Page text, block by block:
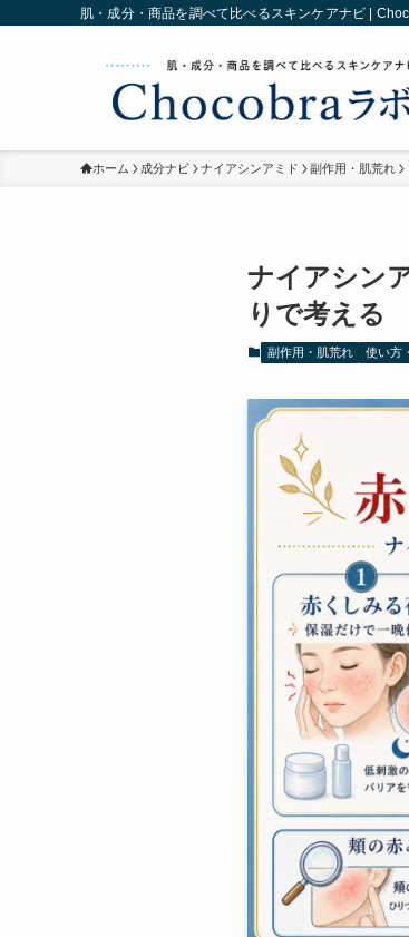
肌・成分・商品を調べて比べるスキンケアナビ |
ホーム 成分ナビ ナイアシンアミド 副作用・肌荒れ
ナイアシン
りで考える
副作用・肌荒れ 使い方